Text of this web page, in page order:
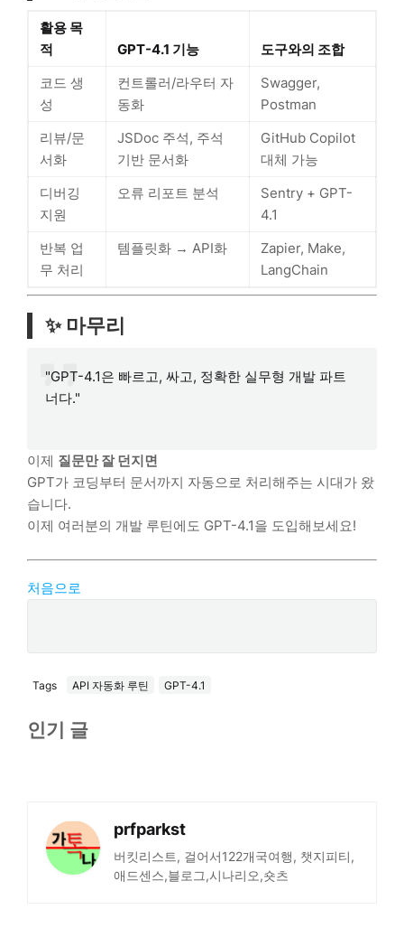
활용 목
적
GPT-4.1 기능
도구와의 조합
코드 생
성
컨트롤러/라우터 자
동화
Swagger,
Postman
리뷰/문
서화
JSDoc 주석, 주석
기반 문서화
GitHub Copilot
대체 가능
디버깅
지원
오류 리포트 분석
Sentry + GPT-
4.1
반복 업
무 처리
템플릿화 → API화
Zapier, Make,
LangChain
✨ 마무리
"GPT-4.1은 빠르고, 싸고, 정확한 실무형 개발 파트
너다."
이제 질문만 잘 던지면
GPT가 코딩부터 문서까지 자동으로 처리해주는 시대가 왔
습니다.
이제 여러분의 개발 루틴에도 GPT-4.1을 도입해보세요!
처음으로
Tags API 자동화 루틴 GPT-4.1
인기 글
prfparkst
버킷리스트, 걸어서122개국여행, 챗지피티,
애드센스,블로그,시나리오,숏츠